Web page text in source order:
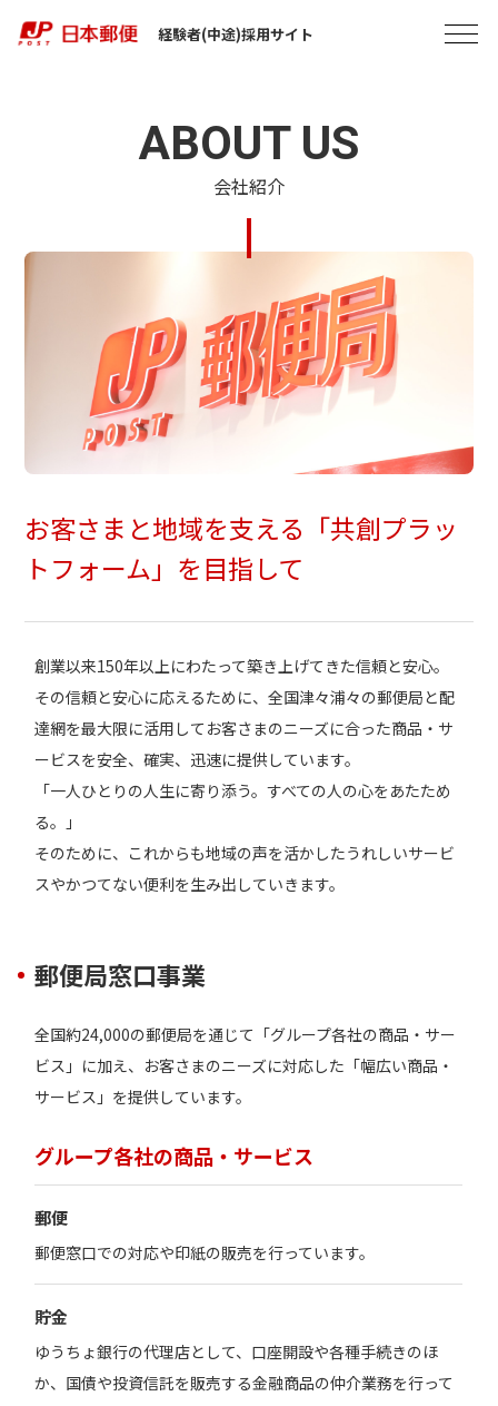
経験者(中途)採用サイト
ABOUT US
会社紹介
お客さまと地域を支える「共創プラッ
トフォーム」を目指して
創業以来150年以上にわたって築き上げてきた信頼と安心。
その信頼と安心に応えるために、全国津々浦々の郵便局と配
達網を最大限に活用してお客さまのニーズに合った商品・サ
ービスを安全、確実、迅速に提供しています。
「一人ひとりの人生に寄り添う。すべての人の心をあたため
る。」
そのために、これからも地域の声を活かしたうれしいサービ
スやかつてない便利を生み出していきます。
郵便局窓口事業
全国約24,000の郵便局を通じて「グループ各社の商品・サー
ビス」に加え、お客さまのニーズに対応した「幅広い商品・
サービス」を提供しています。
グループ各社の商品・サービス
郵便
郵便窓口での対応や印紙の販売を行っています。
貯金
ゆうちょ銀行の代理店として、口座開設や各種手続きのほ
か、国債や投資信託を販売する金融商品の仲介業務を行って